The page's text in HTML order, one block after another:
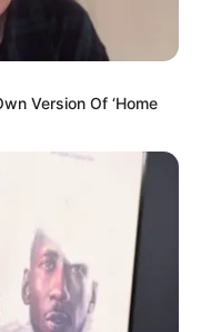
She's Turning
Quickly
Version Of ‘Home